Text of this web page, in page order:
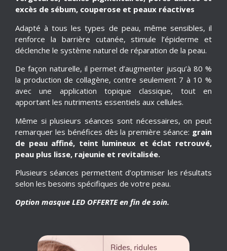
excès de sébum, couperose et peaux réactives
Adapté à tous les types de peau, même sensibles, il
renforce la barrière cutanée, stimule l’épiderme et
déclenche le système naturel de réparation de la peau.
De façon naturelle, il permet d’augmenter jusqu’à 80 %
la production de collagène, contre seulement 7 à 10 %
avec une application topique classique, tout en
apportant les nutriments essentiels aux cellules.
Même si plusieurs séances sont nécessaires, on peut
remarquer les bénéfices dès la première séance: grain
de peau affiné, teint lumineux et éclat retrouvé,
peau plus lisse, rajeunie et revitalisée.
Plusieurs séances permettent d’optimiser les résultats
selon les besoins spécifiques de votre peau.
Option masque LED OFFERTE en fin de soin.